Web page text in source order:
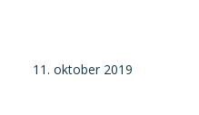
11. oktober 2019